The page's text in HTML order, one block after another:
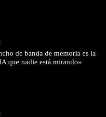
de banda de memoria es la
que nadie está mirando»